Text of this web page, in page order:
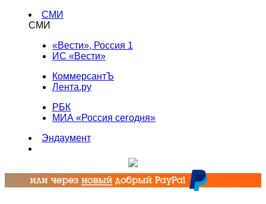
СМИ
СМИ
«Вести», Россия 1
ИС «Вести»
КоммерсантЪ
Лента.ру
РБК
МИА «Россия сегодня»
Эндаумент